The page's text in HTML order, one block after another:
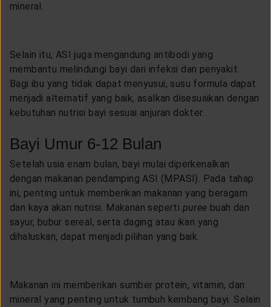
mineral.
Selain itu, ASI juga mengandung antibodi yang
membantu melindungi bayi dari infeksi dan penyakit.
Bagi ibu yang tidak dapat menyusui, susu formula dapat
menjadi alternatif yang baik, asalkan disesuaikan dengan
kebutuhan nutrisi bayi sesuai anjuran dokter.
Bayi Umur 6-12 Bulan
Setelah usia enam bulan, bayi mulai diperkenalkan
dengan makanan pendamping ASI (MPASI). Pada tahap
ini, penting untuk memberikan makanan yang beragam
dan kaya akan nutrisi. Makanan seperti puree buah dan
sayur, bubur sereal, serta daging atau ikan yang
dihaluskan, dapat menjadi pilihan yang baik.
Makanan ini memberikan sumber protein, vitamin, dan
mineral yang penting untuk tumbuh kembang bayi. Selain